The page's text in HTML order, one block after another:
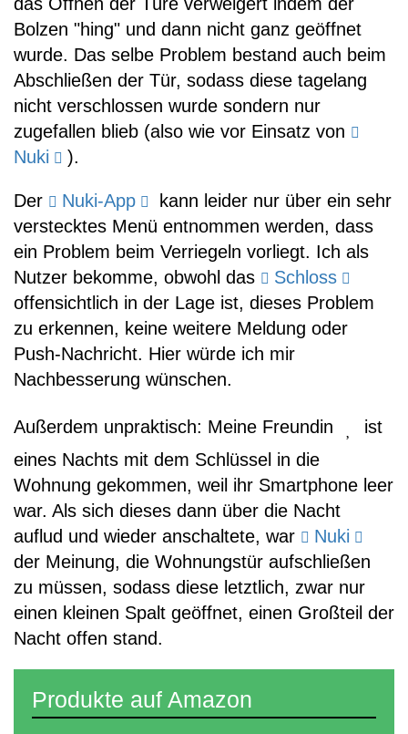
Bolzen "hing" und dann nicht ganz geöffnet
wurde. Das selbe Problem bestand auch beim
Abschließen der Tür, sodass diese tagelang
nicht verschlossen wurde sondern nur
zugefallen blieb (also wie vor Einsatz von
Nuki
).
Der Nuki-App
kann leider nur über ein sehr
verstecktes Menü entnommen werden, dass
ein Problem beim Verriegeln vorliegt. Ich als
Nutzer bekomme, obwohl das
Schloss
offensichtlich in der Lage ist, dieses Problem
zu erkennen, keine weitere Meldung oder
Push-Nachricht. Hier würde ich mir
Nachbesserung wünschen.
Außerdem unpraktisch: Meine Freundin
ist
eines Nachts mit dem Schlüssel in die
Wohnung gekommen, weil ihr Smartphone leer
war. Als sich dieses dann über die Nacht
auflud und wieder anschaltete, war
Nuki
der Meinung, die Wohnungstür aufschließen
zu müssen, sodass diese letztlich, zwar nur
einen kleinen Spalt geöffnet, einen Großteil der
Nacht offen stand.
Produkte auf Amazon